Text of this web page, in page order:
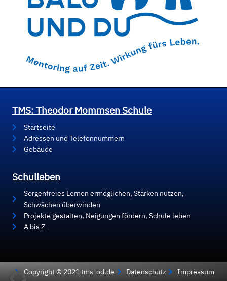
TMS: Theodor Mommsen Schule
Startseite
Adressen und Telefonnummern
Gebäude
Schulleben
Sorgenfreies Lernen ermöglichen, Stärken nutzen,
Schwächen überwinden
Projekte gestalten, Neigungen fördern, Schule leben
A bis Z
Copyright © 2021 tms-od.de Datenschutz Impressum